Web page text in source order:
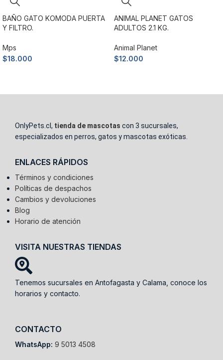
BAÑO GATO KOMODA PUERTA
Y FILTRO.
Mps
$18.000
ANIMAL PLANET GATOS
ADULTOS 2.1 KG.
Animal Planet
$12.000
OnlyPets.cl, tienda de mascotas con 3 sucursales,
especializados en perros, gatos y mascotas exóticas.
ENLACES RÁPIDOS
Términos y condiciones
Políticas de despachos
Cambios y devoluciones
Blog
Horario de atención
VISITA NUESTRAS TIENDAS
Tenemos sucursales en Antofagasta y Calama, conoce los
horarios y contacto.
CONTACTO
WhatsApp: 9 5013 4508